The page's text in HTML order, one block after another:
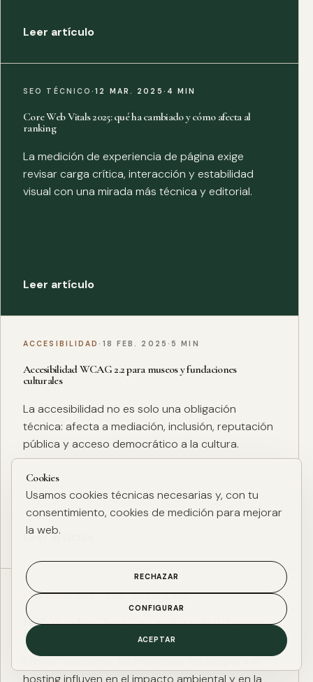
Leer artículo
SEO TÉCNICO·12 MAR. 2025 · 4 MIN
Core Web Vitals 2025: qué ha cambiado y cómo afecta al
ranking
La medición de experiencia de página exige
revisar carga crítica, interacción y estabilidad
visual con una mirada más técnica y editorial.
Leer artículo
ACCESIBILIDAD · 18 FEB. 2025 · 5 MIN
Accesibilidad WCAG 2.2 para museos y fundaciones
culturales
La accesibilidad no es solo una obligación
técnica: afecta a mediación, inclusión, reputación
pública y acceso democrático a la cultura.
Leer artículo
ESG DIGITAL·27 ENE. 2025·4 MIN
Huella de carbono digital: cómo medir y reducir el impacto
ESG de una web
El peso de página, las imágenes, los scripts y el
hosting influyen en el impacto ambiental y en la
Cookies
Usamos cookies técnicas necesarias y, con tu
consentimiento, cookies de medición para mejorar
la web.
RECHAZAR
CONFIGURAR
ACEPTAR